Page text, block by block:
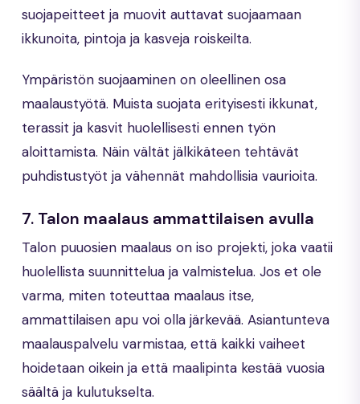
suojapeitteet ja muovit auttavat suojaamaan
ikkunoita, pintoja ja kasveja roiskeilta.
Ympäristön suojaaminen on oleellinen osa
maalaustyötä. Muista suojata erityisesti ikkunat,
terassit ja kasvit huolellisesti ennen työn
aloittamista. Näin vältät jälkikäteen tehtävät
puhdistustyöt ja vähennät mahdollisia vaurioita.
7. Talon maalaus ammattilaisen avulla
Talon puuosien maalaus on iso projekti, joka vaatii
huolellista suunnittelua ja valmistelua. Jos et ole
varma, miten toteuttaa maalaus itse,
ammattilaisen apu voi olla järkevää. Asiantunteva
maalauspalvelu varmistaa, että kaikki vaiheet
hoidetaan oikein ja että maalipinta kestää vuosia
säältä ja kulutukselta.